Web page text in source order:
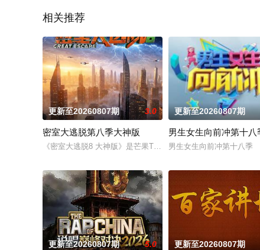
相关推荐
更新至20260807期 3.0
密室大逃脱第八季大神版
《密室大逃脱8 大神版》是芒果TV超大型密室逃脱真人秀《密
更新至20260807期
男生女生向前冲第十八
男生女生向前冲第十八季
更新至20260807期 5.0 更新至20260807期